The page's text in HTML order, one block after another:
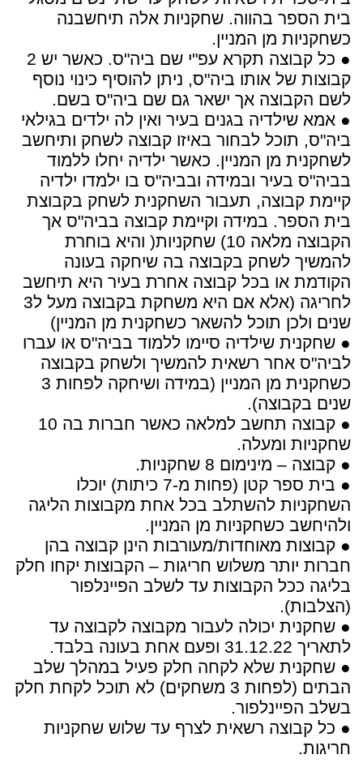
בית הספר בהווה. שחקניות אלה תיחשבנה
כשחקניות מן המניין.
● כל קבוצה תקרא עפ"י שם ביה"ס. כאשר יש 2
קבוצות של אותו ביה"ס, ניתן להוסיף כינוי נוסף
לשם הקבוצה אך ישאר גם שם ביה"ס בשם.
● אמא שילדיה בגנים בעיר ואין לה ילדים בגילאי
ביה"ס, תוכל לבחור באיזו קבוצה לשחק ותיחשב
לשחקנית מן המניין. כאשר ילדיה יחלו ללמוד
בביה"ס בעיר ובמידה ובביה"ס בו ילמדו ילדיה
קיימת קבוצה, תעבור השחקנית לשחק בקבוצת
בית הספר. במידה וקיימת קבוצה בביה"ס אך
הקבוצה מלאה 10) שחקניות( והיא בוחרת
להמשיך לשחק בקבוצה בה שיחקה בעונה
הקודמת או בכל קבוצה אחרת בעיר היא תיחשב
לחריגה (אלא אם היא משחקת בקבוצה מעל ל3
שנים ולכן תוכל להשאר כשחקנית מן המניין)
● שחקנית שילדיה סיימו ללמוד בביה"ס או עברו
לביה"ס אחר רשאית להמשיך ולשחק בקבוצה
כשחקנית מן המניין (במידה ושיחקה לפחות 3
שנים בקבוצה).
● קבוצה תחשב למלאה כאשר חברות בה 10
שחקניות ומעלה.
● קבוצה – מינימום 8 שחקניות.
● בית ספר קטן (פחות מ-7 כיתות) יוכלו
השחקניות להשתלב בכל אחת מקבוצות הליגה
ולהיחשב כשחקניות מן המניין.
● קבוצות מאוחדות/מעורבות הינן קבוצה בהן
חברות יותר משלוש חריגות – הקבוצות יקחו חלק
בליגה ככל הקבוצות עד לשלב הפיינלפור
(הצלבות).
● שחקנית יכולה לעבור מקבוצה לקבוצה עד
לתאריך 31.12.22 ופעם אחת בעונה בלבד.
● שחקנית שלא לקחה חלק פעיל במהלך שלב
הבתים (לפחות 3 משחקים) לא תוכל לקחת חלק
בשלב הפיינלפור.
● כל קבוצה רשאית לצרף עד שלוש שחקניות
חריגות.